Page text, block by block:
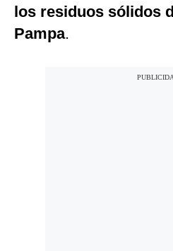
los residuos sólidos
Pampa.